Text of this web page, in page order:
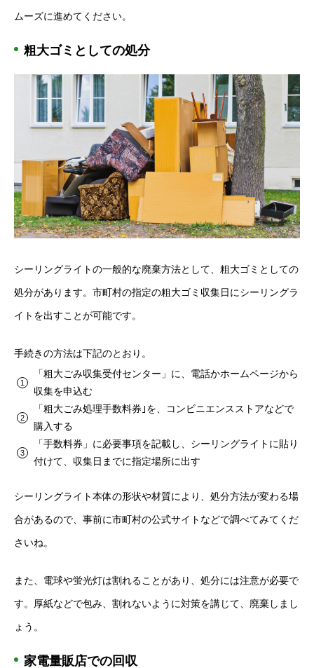
ムーズに進めてください。
粗大ゴミとしての処分
シーリングライトの一般的な廃棄方法として、粗大ゴミとしての
処分があります。市町村の指定の粗大ゴミ収集日にシーリングラ
イトを出すことが可能です。
手続きの方法は下記のとおり。
「粗大ごみ収集受付センター」に、電話かホームページから
収集を申込む
「粗大ごみ処理手数料券｣を、コンビニエンスストアなどで
購入する
「手数料券」に必要事項を記載し、シーリングライトに貼り
付けて、収集日までに指定場所に出す
シーリングライト本体の形状や材質により、処分方法が変わる場
合があるので、事前に市町村の公式サイトなどで調べてみてくだ
さいね。
また、電球や蛍光灯は割れることがあり、処分には注意が必要で
す。厚紙などで包み、割れないように対策を講じて、廃棄しまし
ょう。
家電量販店での回収